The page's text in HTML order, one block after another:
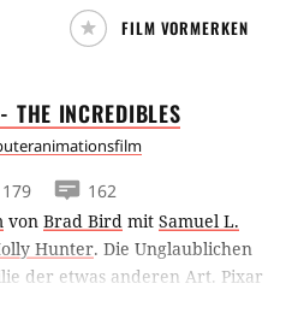
FILM VORMERKEN
THE INCREDIBLES
179
162
von Brad Bird mit Samuel L.
Hunter. Die Unglaublichen
der etwas anderen Art. Pixar